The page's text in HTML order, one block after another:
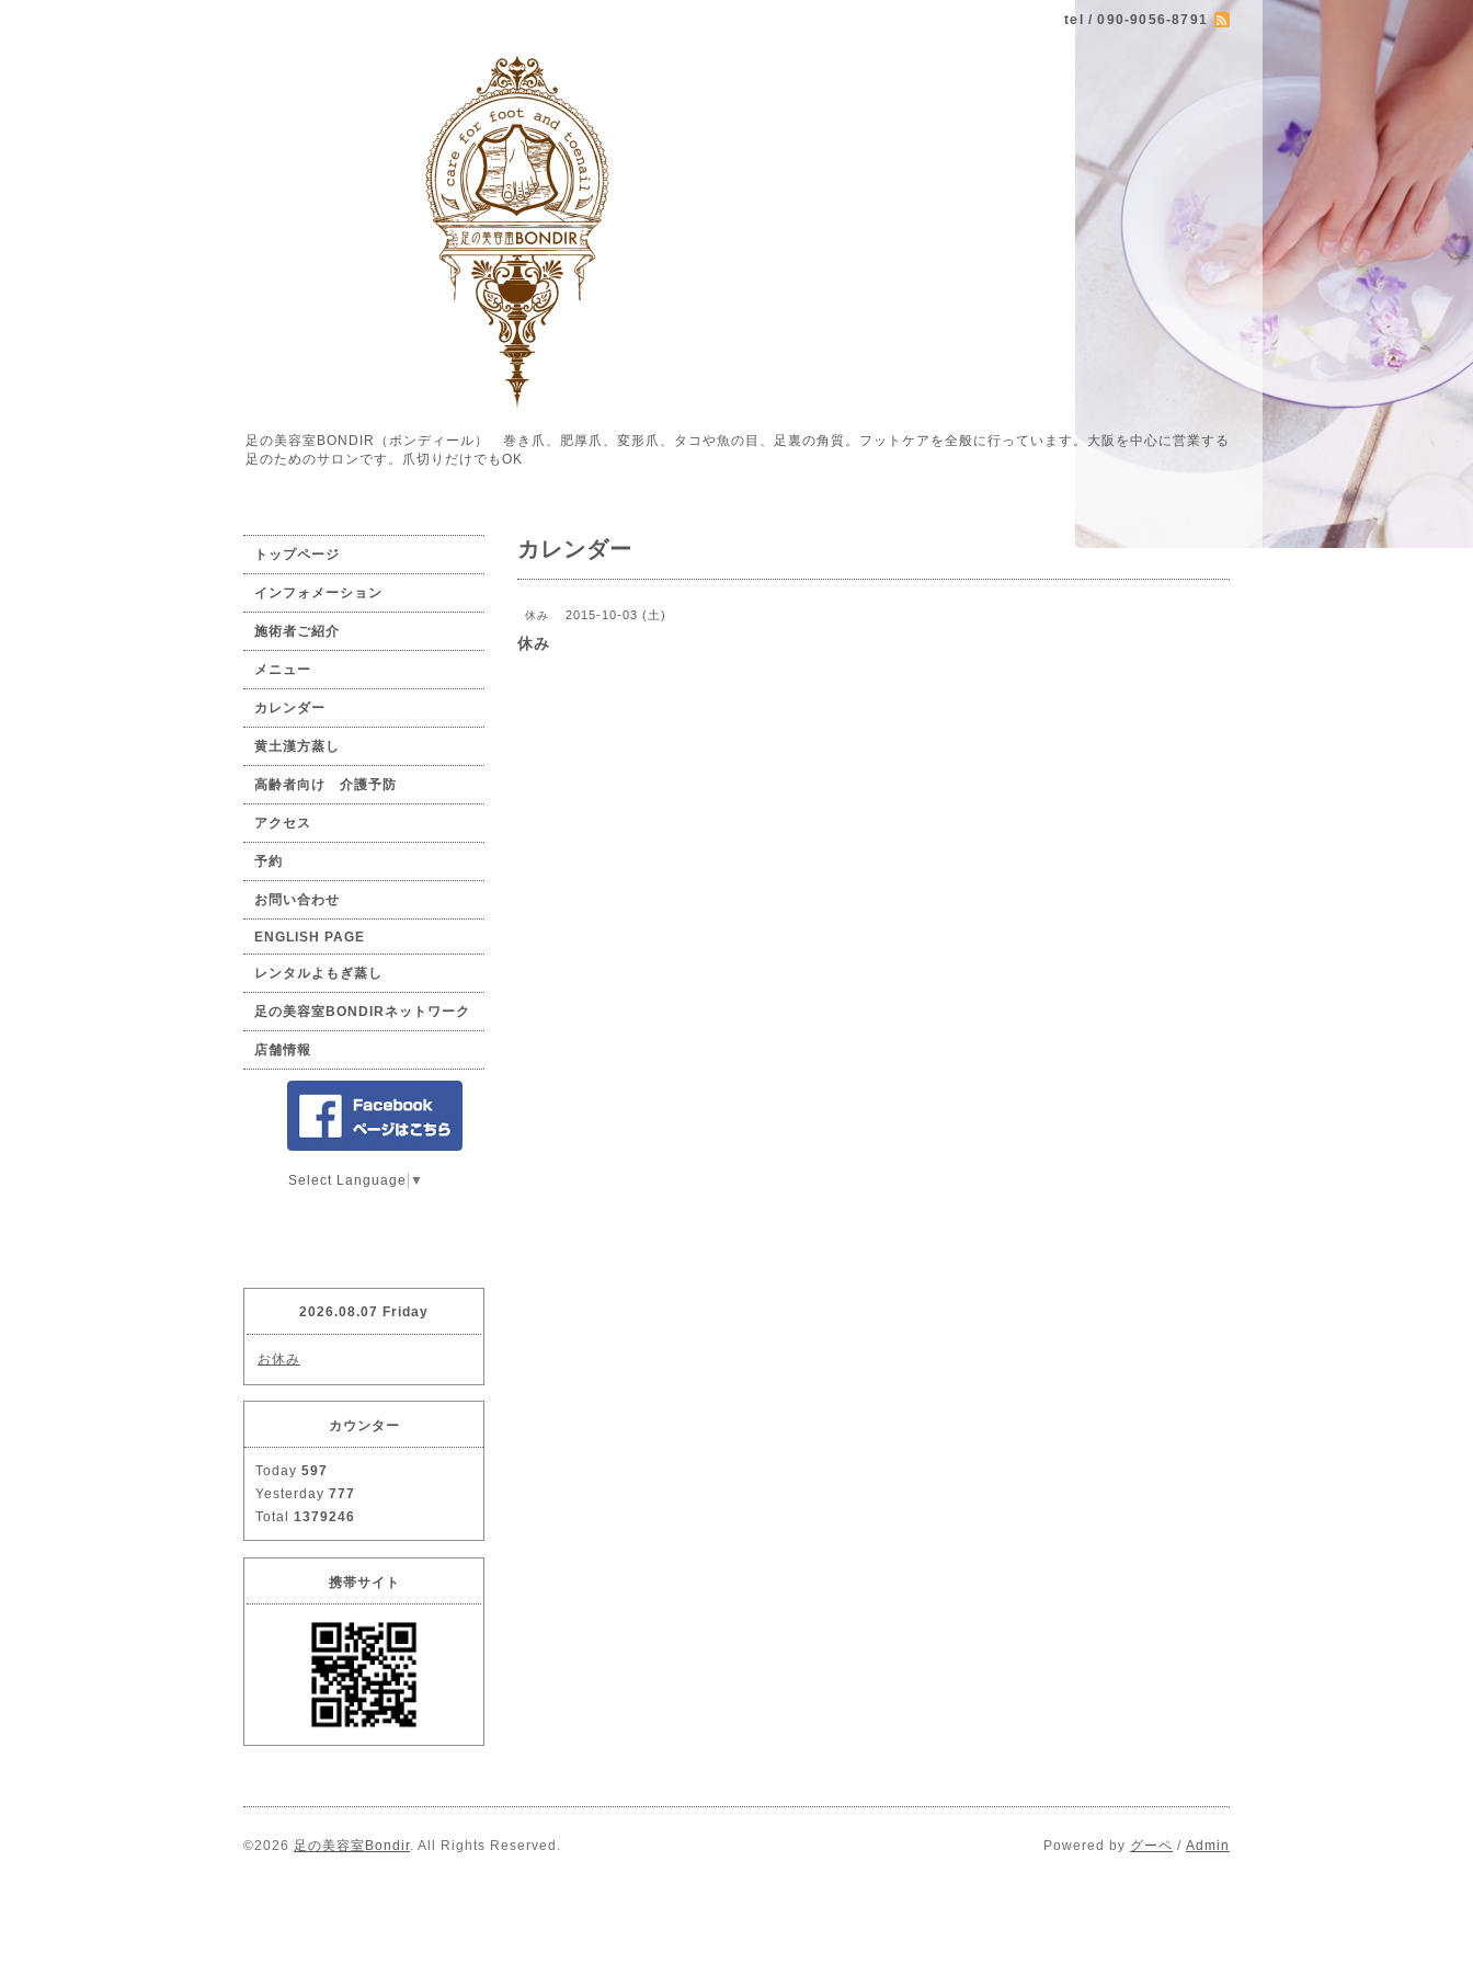
tel / 090-9056-8791
足の美容室BONDIR（ボンディール） 巻き爪、肥厚爪、変形爪、タコや魚の目、足裏の角質。フットケアを全般に行っています。大阪を中心に営業する
足のためのサロンです。爪切りだけでもOK
カレンダー
休み 2015-10-03 (土)
休み
トップページ
インフォメーション
施術者ご紹介
メニュー
カレンダー
黄土漢方蒸し
高齢者向け 介護予防
アクセス
予約
お問い合わせ
ENGLISH PAGE
レンタルよもぎ蒸し
足の美容室BONDIRネットワーク
店舗情報
Select Language ▼
2026.08.07 Friday
お休み
カウンター
Today 597
Yesterday 777
Total 1379246
携帯サイト
©2026 足の美容室Bondir. All Rights Reserved. Powered by グーペ / Admin